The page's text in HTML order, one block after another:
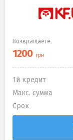
Возвращаете
1й кредит
Макс. сумма
Срок